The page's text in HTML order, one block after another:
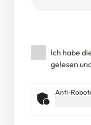
Ich habe
gelesen
Anti-